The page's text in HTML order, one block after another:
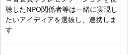
聴したNPO関係者等は一緒に実現し
たいアイディアを選抜し、連携しま
す